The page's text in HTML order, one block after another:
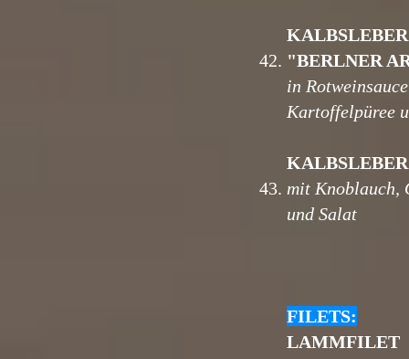
42.
43.
KALBSLEBER
"BERLNER
in
Kartoffelpüree
KALBSLEBER
mit Knoblauch,
und Salat
FILETS:
LAMMFILET